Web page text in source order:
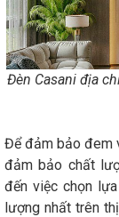
Đèn Casani địa
Để đảm bảo đem
đảm bảo chất
đến việc chọn
lượng nhất trên